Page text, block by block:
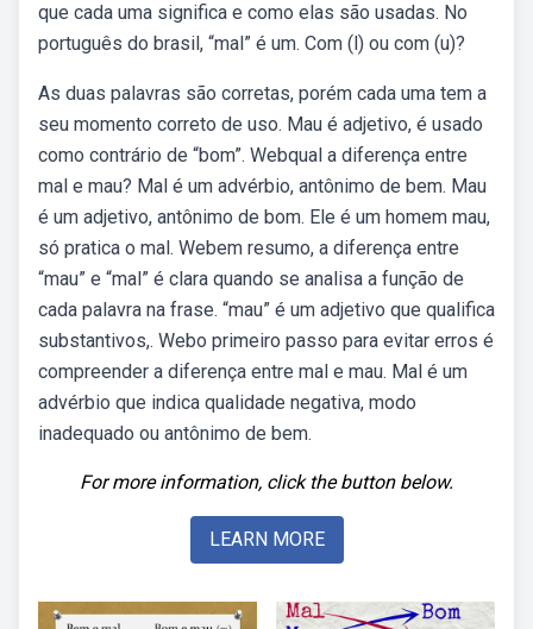
que cada uma significa e como elas são usadas. No
português do brasil, “mal” é um. Com (l) ou com (u)?
As duas palavras são corretas, porém cada uma tem a
seu momento correto de uso. Mau é adjetivo, é usado
como contrário de “bom”. Webqual a diferença entre
mal e mau? Mal é um advérbio, antônimo de bem. Mau
é um adjetivo, antônimo de bom. Ele é um homem mau,
só pratica o mal. Webem resumo, a diferença entre
“mau” e “mal” é clara quando se analisa a função de
cada palavra na frase. “mau” é um adjetivo que qualifica
substantivos,. Webo primeiro passo para evitar erros é
compreender a diferença entre mal e mau. Mal é um
advérbio que indica qualidade negativa, modo
inadequado ou antônimo de bem.
For more information, click the button below.
LEARN MORE